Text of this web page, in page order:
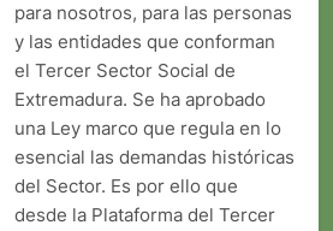
para nosotros, para las personas
y las entidades que conforman
el Tercer Sector Social de
Extremadura. Se ha aprobado
una Ley marco que regula en lo
esencial las demandas históricas
del Sector. Es por ello que
desde la Plataforma del Tercer